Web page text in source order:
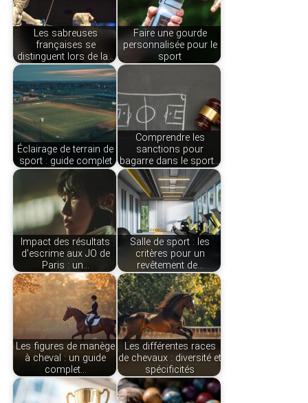
Les sabreuses
françaises se
distinguent lors de la…
Faire une gourde
personnalisée pour le
sport
Éclairage de terrain de
sport : guide complet
Comprendre les
sanctions pour
bagarre dans le sport…
Impact des résultats
d'escrime aux JO de
Paris : un…
Salle de sport : les
critères pour un
revêtement de…
Les figures de manège
à cheval : un guide
complet…
Les différentes races
de chevaux : diversité et
spécificités